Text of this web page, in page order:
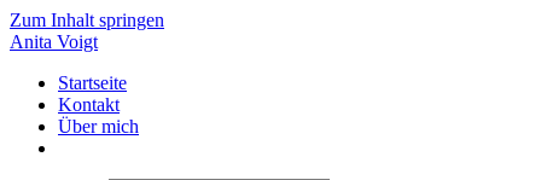
Zum Inhalt springen
Anita Voigt
Startseite
Kontakt
Über mich